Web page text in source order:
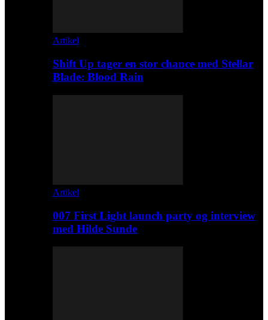
Artikel
Shift Up tager en stor chance med Stellar
Blade: Blood Rain
Artikel
007 First Light launch party og interview
med Hilde Sunde